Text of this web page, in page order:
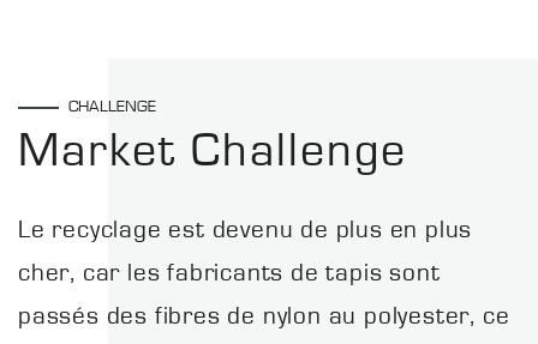
CHALLENGE
Market Challenge
Le recyclage est devenu de plus en plus
cher, car les fabricants de tapis sont
passés des fibres de nylon au polyester, ce